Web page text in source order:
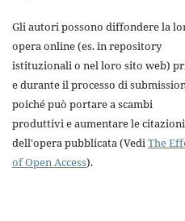
Gli autori possono diffondere la
opera online (es. in repository
istituzionali o nel loro sito web)
e durante il processo di
poiché può portare a scambi
produttivi e aumentare le citazioni
dell'opera pubblicata (VediThe
of Open Access).